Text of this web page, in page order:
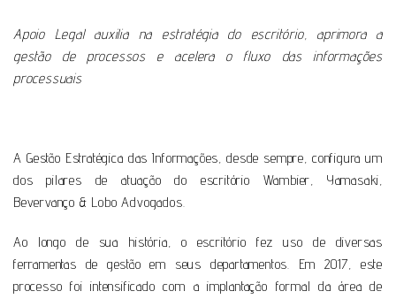
Apoio Legal auxilia na estratégia do escritório, aprimora a
gestão de processos e acelera o fluxo das informações
processuais
A Gestão Estratégica das Informações, desde sempre, configura um
dos pilares de atuação do escritório Wambier, Yamasaki,
Bevervanço & Lobo Advogados.
Ao longo de sua história, o escritório fez uso de diversas
ferramentas de gestão em seus departamentos. Em 2017, este
processo foi intensificado com a implantação formal da área de